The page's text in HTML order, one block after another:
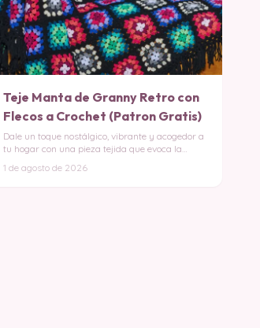
Teje Manta de Granny Retro con
Flecos a Crochet (Patron Gratis)
Dale un toque nostálgico, vibrante y acogedor a
tu hogar con una pieza tejida que evoca la
1 de agosto de 2026